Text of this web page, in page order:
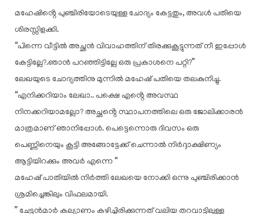
മഹേഷിൻ്റെ പുഞ്ചിരിയോടെയുള്ള ചോദ്യം കേട്ടതും, അവൾ പതിയെ
ശിരസ്സിളക്കി.
“പിന്നെ വീട്ടിൽ അച്ഛൻ വിവാഹത്തിന് തിരക്കുകൂട്ടുന്നത് നീ ഇപ്പോൾ
കേട്ടില്ലേ?.ഞാൻ പറഞ്ഞിട്ടില്ലേ ഒരു പ്രകാശനെ പറ്റി?”
ലേഖയുടെ ചോദ്യത്തിനു മുന്നിൽ മഹേഷ് പതിയെ തലകുനിച്ചു.
“എനിക്കറിയാം ലേഖാ.. പക്ഷെ എൻ്റെ അവസ്ഥ
നിനക്കറിയാമല്ലോ? അച്ഛൻ്റെ സ്ഥാപനത്തിലെ ഒരു ജോലിക്കാരൻ
മാത്രമാണ് ഞാനിപ്പോൾ. പെട്ടെന്നൊരു ദിവസം ഒരു
പെണ്ണിനെയും കൂട്ടി അങ്ങോട്ടേക്ക് ചെന്നാൽ നിർദ്ദാക്ഷിണ്യം
ആട്ടിയിറക്കും അവർ എന്നെ “
മഹേഷ് പാതിയിൽ നിർത്തി ലേഖയെ നോക്കി ഒന്നു പുഞ്ചിരിക്കാൻ
ശ്രമിച്ചെങ്കിലും വിഫലമായി.
” ചേട്ടൻമാർ കല്യാണം കഴിച്ചിരിക്കുന്നത് വലിയ തറവാട്ടിലുള്ള